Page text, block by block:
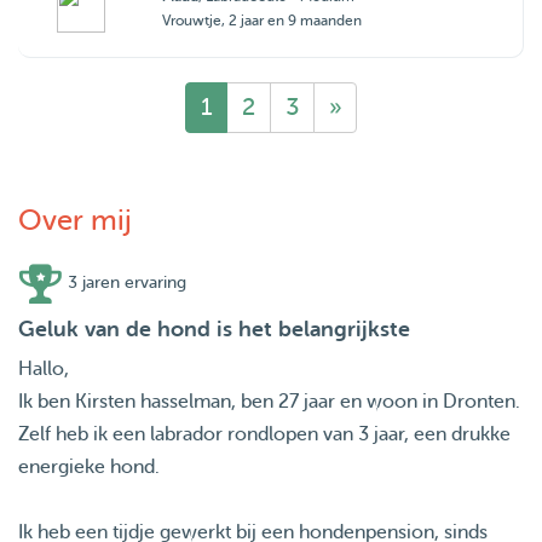
Vrouwtje, 2 jaar en 9 maanden
1 2 3 »
Over mij
3 jaren ervaring
Geluk van de hond is het belangrijkste
Hallo,
Ik ben Kirsten hasselman, ben 27 jaar en woon in Dronten.
Zelf heb ik een labrador rondlopen van 3 jaar, een drukke
energieke hond.
Ik heb een tijdje gewerkt bij een hondenpension, sinds